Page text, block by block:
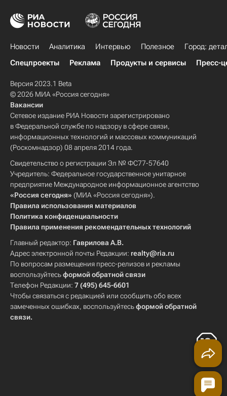
Новости Аналитика Интервью Полезное
Город:
Спецпроекты
Реклама Продукты и сервисы Пресс-
Версия 2023.1 Beta
© 2026 МИА «Россия сегодня»
Вакансии
Сетевое издание РИА Новости зарегистрировано
в Федеральной службе по надзору в сфере связи,
информационных технологий и массовых коммуникаций
(Роскомнадзор) 08 апреля 2014 года.
Свидетельство о регистрации Эл № ФС77-57640
Учредитель: Федеральное государственное унитарное
предприятие Международное информационное агентство
«Россия сегодня» (МИА «Россия сегодня»).
Правила использования материалов
Политика конфиденциальности
Правила применения рекомендательных технологий
Главный редактор: Гаврилова А.В.
Адрес электронной почты Редакции: realty@ria.ru
По вопросам размещения пресс-релизов и рекламы
воспользуйтесьформой обратной связи
Телефон Редакции: 7 (495) 645-6601
Чтобы связаться с редакцией или сообщить обо всех
замеченных ошибках, воспользуйтесьформой обратной
связи.